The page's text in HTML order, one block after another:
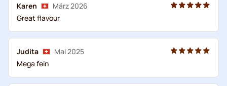
Karen
März 2026
Great flavour
Judita
Mai 2025
Mega fein